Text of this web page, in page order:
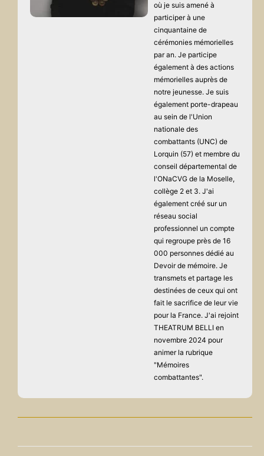
où je suis amené à
participer à une
cinquantaine de
cérémonies mémorielles
par an. Je participe
également à des actions
mémorielles auprès de
notre jeunesse. Je suis
également porte-drapeau
au sein de l'Union
nationale des
combattants (UNC) de
Lorquin (57) et membre du
conseil départemental de
l'ONaCVG de la Moselle,
collège 2 et 3. J'ai
également créé sur un
réseau social
professionnel un compte
qui regroupe près de 16
000 personnes dédié au
Devoir de mémoire. Je
transmets et partage les
destinées de ceux qui ont
fait le sacrifice de leur vie
pour la France. J'ai rejoint
THEATRUM BELLI en
novembre 2024 pour
animer la rubrique
"Mémoires
combattantes".